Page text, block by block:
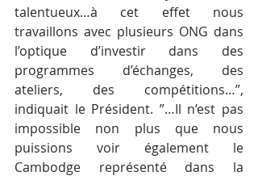
talentueux…à cet effet nous
travaillons avec plusieurs ONG dans
l’optique d’investir dans des
programmes d’échanges, des
ateliers, des compétitions…”,
indiquait le Président. ”…Il n’est pas
impossible non plus que nous
puissions voir également le
Cambodge représenté dans la